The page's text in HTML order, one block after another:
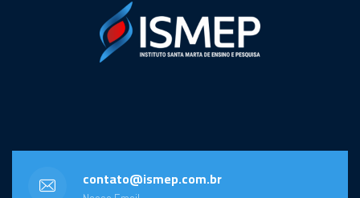
contato@ismep.com.br